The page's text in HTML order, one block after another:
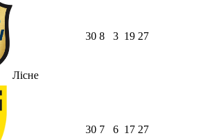
Лісне
30 8 3 19 27
30 7 6 17 27